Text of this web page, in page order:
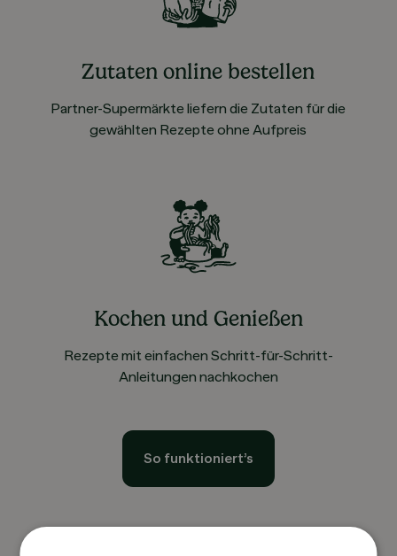
Zutaten online bestellen
Partner-Supermärkte liefern die Zutaten für die
gewählten Rezepte ohne Aufpreis
Kochen und Genießen
Rezepte mit einfachen Schritt-für-Schritt-
Anleitungen nachkochen
So funktioniert’s